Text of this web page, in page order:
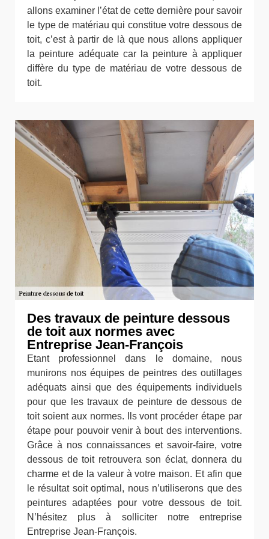
allons examiner l’état de cette dernière pour savoir
le type de matériau qui constitue votre dessous de
toit, c’est à partir de là que nous allons appliquer
la peinture adéquate car la peinture à appliquer
diffère du type de matériau de votre dessous de
toit.
Des travaux de peinture dessous
de toit aux normes avec
Entreprise Jean-François
Etant professionnel dans le domaine, nous
munirons nos équipes de peintres des outillages
adéquats ainsi que des équipements individuels
pour que les travaux de peinture de dessous de
toit soient aux normes. Ils vont procéder étape par
étape pour pouvoir venir à bout des interventions.
Grâce à nos connaissances et savoir-faire, votre
dessous de toit retrouvera son éclat, donnera du
charme et de la valeur à votre maison. Et afin que
le résultat soit optimal, nous n’utiliserons que des
peintures adaptées pour votre dessous de toit.
N’hésitez plus à solliciter notre entreprise
Entreprise Jean-François.